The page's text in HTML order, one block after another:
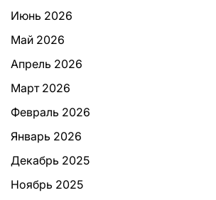
Июнь 2026
Май 2026
Апрель 2026
Март 2026
Февраль 2026
Январь 2026
Декабрь 2025
Ноябрь 2025